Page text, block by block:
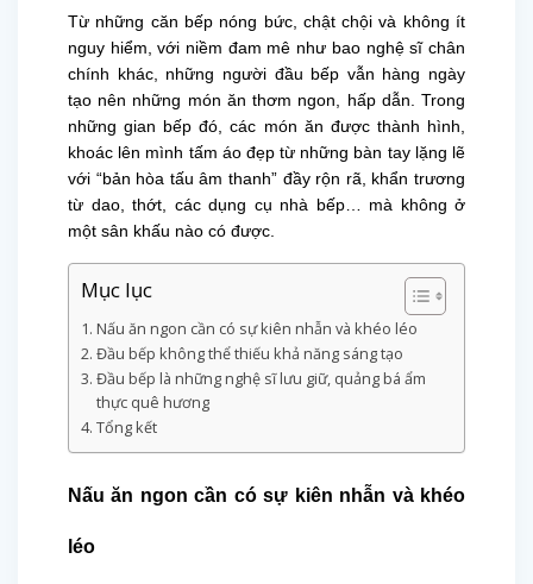
Từ những căn bếp nóng bức, chật chội và không ít
nguy hiểm, với niềm đam mê như bao nghệ sĩ chân
chính khác, những người đầu bếp vẫn hàng ngày
tạo nên những món ăn thơm ngon, hấp dẫn. Trong
những gian bếp đó, các món ăn được thành hình,
khoác lên mình tấm áo đẹp từ những bàn tay lặng lẽ
với “bản hòa tấu âm thanh” đầy rộn rã, khẩn trương
từ dao, thớt, các dụng cụ nhà bếp… mà không ở
một sân khấu nào có được.
Mục lục
Nấu ăn ngon cần có sự kiên nhẫn và khéo léo
Đầu bếp không thể thiếu khả năng sáng tạo
Đầu bếp là những nghệ sĩ lưu giữ, quảng bá ẩm
thực quê hương
Tổng kết
Nấu ăn ngon cần có sự kiên nhẫn và khéo
léo